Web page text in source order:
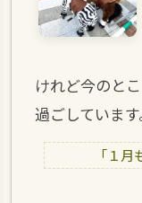
けれど今のと
過ごしていま
「１